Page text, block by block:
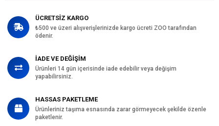
ÜCRETSİZ KARGO
₺500 ve üzeri alışverişlerinizde kargo ücreti ZOO tarafından
ödenir.
İADE VE DEĞİŞİM
Ürünleri 14 gün içerisinde iade edebilir veya değişim
yapabilirsiniz.
HASSAS PAKETLEME
Ürünleriniz taşıma esnasında zarar görmeyecek şekilde özenle
paketlenir.